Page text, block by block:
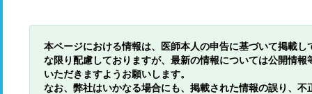
本ページにおける情報は、医師本人の申告に基づいて掲載
な限り配慮しておりますが、最新の情報については公開情
いただきますようお願いします。
なお、弊社はいかなる場合にも、掲載された情報の誤り、